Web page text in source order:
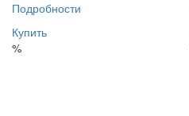
Подробности
Купить
%